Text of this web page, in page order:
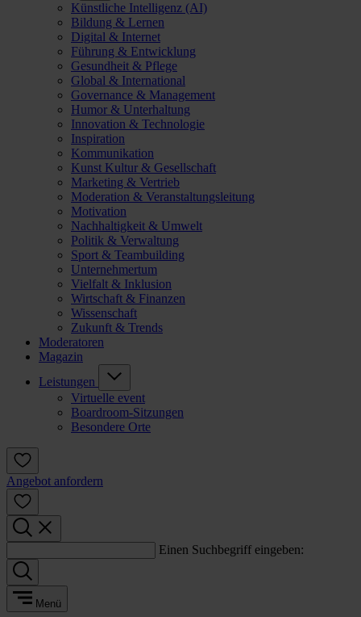
Künstliche Intelligenz (AI)
Bildung & Lernen
Digital & Internet
Führung & Entwicklung
Gesundheit & Pflege
Global & International
Governance & Management
Humor & Unterhaltung
Innovation & Technologie
Inspiration
Kommunikation
Kunst Kultur & Gesellschaft
Marketing & Vertrieb
Moderation & Veranstaltungsleitung
Motivation
Nachhaltigkeit & Umwelt
Politik & Verwaltung
Sport & Teambuilding
Unternehmertum
Vielfalt & Inklusion
Wirtschaft & Finanzen
Wissenschaft
Zukunft & Trends
Moderatoren
Magazin
Leistungen
Virtuelle event
Boardroom-Sitzungen
Besondere Orte
Angebot anfordern
Einen Suchbegriff eingeben:
Menü